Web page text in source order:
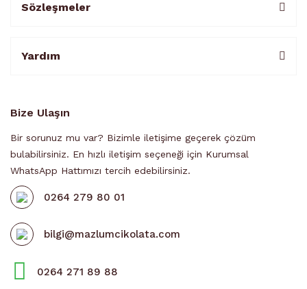
Sözleşmeler
Yardım
Bize Ulaşın
Bir sorunuz mu var? Bizimle iletişime geçerek çözüm
bulabilirsiniz. En hızlı iletişim seçeneği için Kurumsal
WhatsApp Hattımızı tercih edebilirsiniz.
0264 279 80 01
bilgi@mazlumcikolata.com
0264 271 89 88